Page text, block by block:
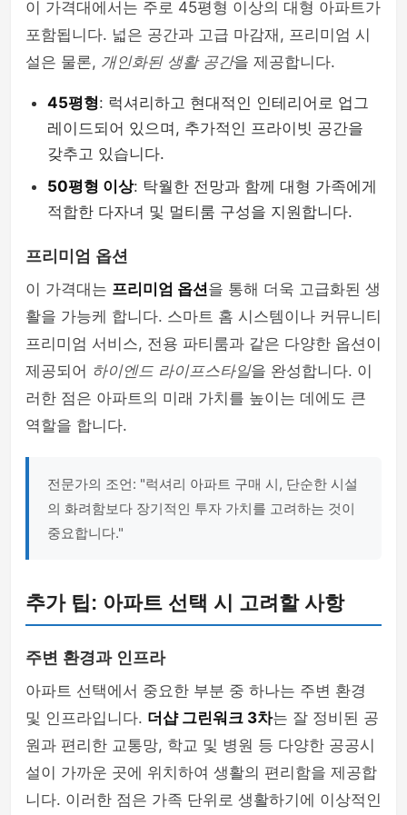
이 가격대에서는 주로 45평형 이상의 대형 아파트가
포함됩니다. 넓은 공간과 고급 마감재, 프리미엄 시
설은 물론, 개인화된 생활 공간을 제공합니다.
45평형: 럭셔리하고 현대적인 인테리어로 업그
레이드되어 있으며, 추가적인 프라이빗 공간을
갖추고 있습니다.
50평형 이상: 탁월한 전망과 함께 대형 가족에게
적합한 다자녀 및 멀티룸 구성을 지원합니다.
프리미엄 옵션
이 가격대는 프리미엄 옵션을 통해 더욱 고급화된 생
활을 가능케 합니다. 스마트 홈 시스템이나 커뮤니티
프리미엄 서비스, 전용 파티룸과 같은 다양한 옵션이
제공되어 하이엔드 라이프스타일을 완성합니다. 이
러한 점은 아파트의 미래 가치를 높이는 데에도 큰
역할을 합니다.
전문가의 조언: "럭셔리 아파트 구매 시, 단순한 시설
의 화려함보다 장기적인 투자 가치를 고려하는 것이
중요합니다."
추가 팁: 아파트 선택 시 고려할 사항
주변 환경과 인프라
아파트 선택에서 중요한 부분 중 하나는 주변 환경
및 인프라입니다. 더샵 그린워크 3차는 잘 정비된 공
원과 편리한 교통망, 학교 및 병원 등 다양한 공공시
설이 가까운 곳에 위치하여 생활의 편리함을 제공합
니다. 이러한 점은 가족 단위로 생활하기에 이상적인